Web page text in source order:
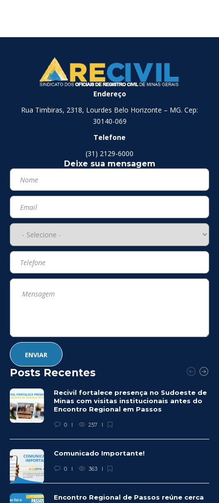
Endereço
Rua Timbiras, 2318, Lourdes Belo Horizonte – MG. Cep:
30140-069
Telefone
(31) 2129-6000
Deixe sua mensagem
Posts Recentes
Recivil fortalece presença no Sudoeste de
Minas com visitas institucionais antes do
Encontro Regional em Passos
0 257
Comunicado Importante!
0 363
Encontro Regional de Passos reúne cerca